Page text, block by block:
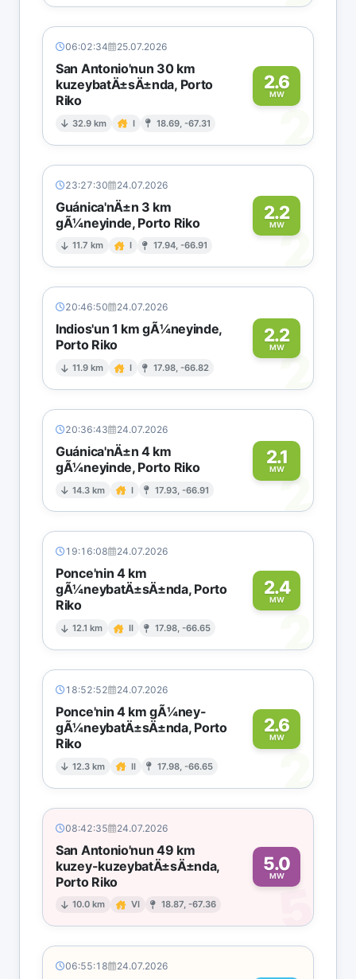
06:02:34 25.07.2026
San Antonio'nun 30 km
kuzeybatÄ±sÄ±nda, Porto
Riko
32.9 km I 18.69, -67.31
2.6
MW
2
23:27:30 24.07.2026
Guánica'nÄ±n 3 km
gÃ¼neyinde, Porto Riko
11.7 km I 17.94, -66.91
2.2
MW2
20:46:50 24.07.2026
Indios'un 1 km gÃ¼neyinde,
Porto Riko
11.9 km I 17.98, -66.82
2.2
MW2
20:36:43 24.07.2026
Guánica'nÄ±n 4 km
gÃ¼neyinde, Porto Riko
14.3 km I 17.93, -66.91
2.1
MW2
19:16:08 24.07.2026
Ponce'nin 4 km
gÃ¼neybatÄ±sÄ±nda, Porto
Riko
12.1 km II 17.98, -66.65
2.4
MW
2
18:52:52 24.07.2026
Ponce'nin 4 km gÃ¼ney-
gÃ¼neybatÄ±sÄ±nda, Porto
Riko
12.3 km II 17.98, -66.65
2.6
MW
2
08:42:35 24.07.2026
San Antonio'nun 49 km
kuzey-kuzeybatÄ±sÄ±nda,
Porto Riko
10.0 km VI 18.87, -67.36
5.0
MW
5
06:55:18 24.07.2026